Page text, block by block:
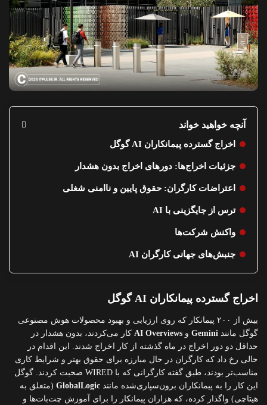
آنچه خواهید خواند
اخراج گسترده پیمانکاران AI گوگل
جزئیات اخراج‌ها: دورهای اخراج بدون هشدار
اعتراضات کارگران: حقوق پایین و ناامنی شغلی
ترس از جایگزینی با AI
واکنش شرکت‌ها
جنبش‌های جهانی کارگران AI
اخراج گسترده پیمانکاران AI گوگل
بیش از ۲۰۰ پیمانکار که روی ارزیابی و بهبود محصولات هوش مصنوعی
گوگل مانند Gemini و AI Overviews کار می‌کردند، بدون هشدار در
حداقل دو دور اخراج در ماه گذشته از کار اخراج شدند. این اقدام در
حالی رخ داد که کارگران در حال مبارزه برای حقوق بهتر و شرایط کاری
مناسب‌تر بودند، طبق گفته کارگرانی که با WIRED صحبت کردند. گوگل
این کار را به پیمانکاران برون‌سپاری‌شده مانند GlobalLogic (متعلق به
هیتاچی) واگذار کرده، که هزاران پیمانکار را برای آموزش چت‌بات‌ها و